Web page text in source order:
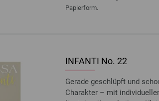
Papierform.
INFANTI No. 22
Gerade geschlüpft und
Charakter – mit